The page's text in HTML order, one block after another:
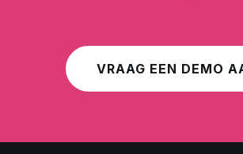
VRAAG EEN DEMO